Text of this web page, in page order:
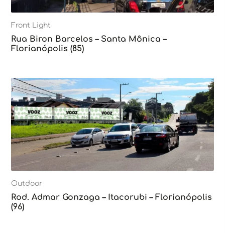
Front Light
Rua Biron Barcelos – Santa Mônica –
Florianópolis (85)
Outdoor
Rod. Admar Gonzaga – Itacorubi – Florianópolis
(96)